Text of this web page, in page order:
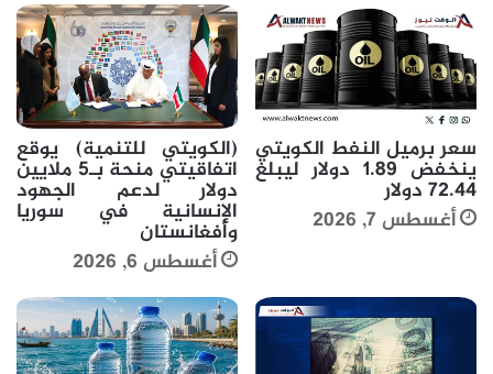
سعر برميل النفط الكويتي
ينخفض 1.89 دولار ليبلغ
72.44 دولار
أغسطس 7, 2026
(الكويتي للتنمية) يوقع
اتفاقيتي منحة بـ5 ملايين
دولار لدعم الجهود
الإنسانية في سوريا
وأفغانستان
أغسطس 6, 2026